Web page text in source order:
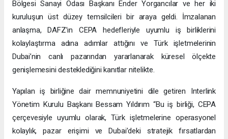
Bölgesi Sanayi Odası Başkanı Ender Yorgancılar ve her iki
kuruluşun üst düzey temsilcileri bir araya geldi. İmzalanan
anlaşma, DAFZ’ın CEPA hedefleriyle uyumlu iş birliklerini
kolaylaştırma adına adımlar attığını ve Türk işletmelerinin
Dubai’nin canlı pazarından yararlanarak küresel ölçekte
genişlemesini desteklediğini kanıtlar nitelikte.
Yapılan iş birliğine dair memnuniyetini dile getiren Interlink
Yönetim Kurulu Başkanı Bessam Yıldırım “Bu iş birliği, CEPA
çerçevesiyle uyumlu olarak, Türk işletmelerine operasyonel
kolaylık, pazar erişimi ve Dubai’deki stratejik fırsatlardan